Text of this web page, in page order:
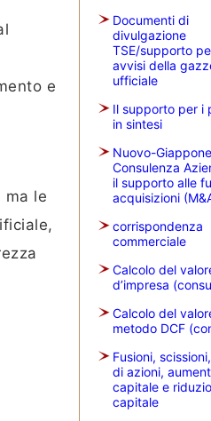
e
ma le
Documenti di
divulgazione
TSE/supporto
avvisi della
ufficiale
Il supporto per i
in sintesi
Nuovo-Giappone
Consulenza
il supporto alle
acquisizioni
corrispondenza
commerciale
Calcolo del
d’impresa
Calcolo del
metodo DCF
Fusioni,
di azioni,
capitale e
capitale